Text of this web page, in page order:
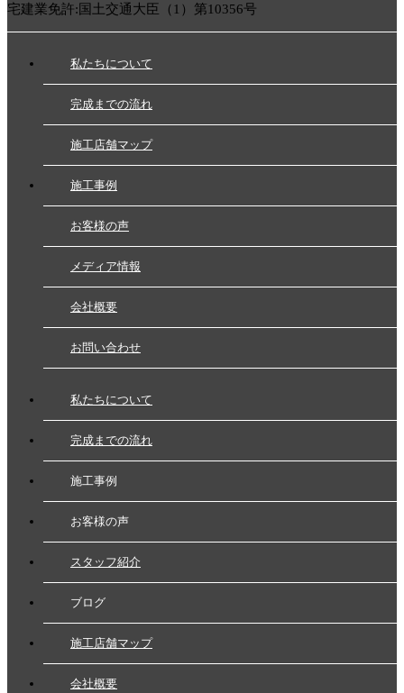
宅建業免許:国土交通大臣（1）第10356号
私たちについて
完成までの流れ
施工店舗マップ
施工事例
お客様の声
メディア情報
会社概要
お問い合わせ
私たちについて
完成までの流れ
施工事例
お客様の声
スタッフ紹介
ブログ
施工店舗マップ
会社概要